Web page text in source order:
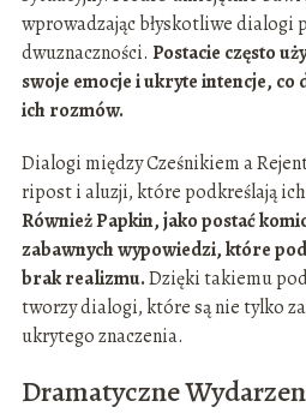
wprowadzając błyskotliwe dialogi
dwuznaczności. Postacie często
swoje emocje i ukryte intencje, co
ich rozmów.
Dialogi między Cześnikiem a
ripost i aluzji, które podkreślają ich
Również Papkin, jako postać
zabawnych wypowiedzi, które
brak realizmu.Dzięki takiemu
tworzy dialogi, które są nie tylko
ukrytego znaczenia.
Dramatyczne